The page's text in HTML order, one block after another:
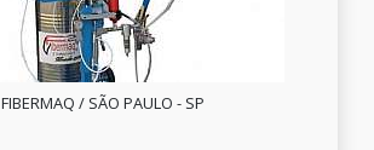
FIBERMAQ / SÃO PAULO - SP